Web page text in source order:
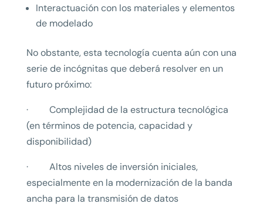
Interactuación con los materiales y elementos
de modelado
No obstante, esta tecnología cuenta aún con una
serie de incógnitas que deberá resolver en un
futuro próximo:
· Complejidad de la estructura tecnológica
(en términos de potencia, capacidad y
disponibilidad)
· Altos niveles de inversión iniciales,
especialmente en la modernización de la banda
ancha para la transmisión de datos